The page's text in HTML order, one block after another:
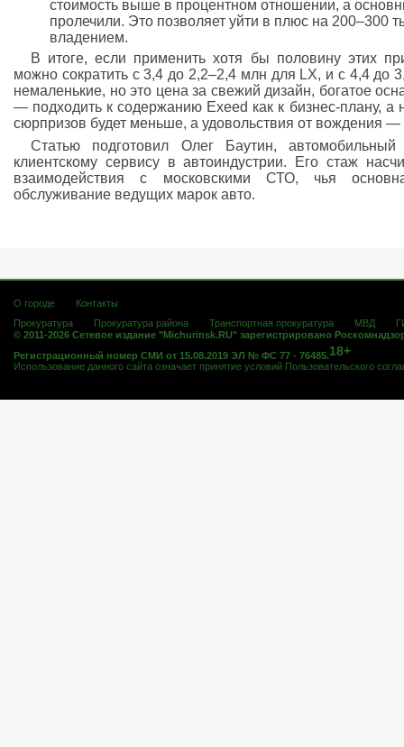
стоимость выше в процентном отношении, а
пролечили. Это позволяет уйти в плюс на 200–300
владением.
В итоге, если применить хотя бы половину этих
можно сократить с 3,4 до 2,2–2,4 млн для LX, и с 4,4
немаленькие, но это цена за свежий дизайн, богатое
— подходить к содержанию Exeed как к бизнес-плану, а
сюрпризов будет меньше, а удовольствия от вождения
Статью подготовил Олег Баутин,
клиентскому сервису в автоиндустрии. Его стаж
взаимодействия с московскими СТО, чья
обслуживание ведущих марок авто.
О городе
Контакты
Прокуратура
Прокуратура района Транспортная прокуратура МВД
© 2011-2026 Сетевое издание "Michurinsk.RU" зарегистрировано
Регистрационный номер СМИ от 15.08.2019 ЭЛ № ФС 77 - 76485.18+
Использование данного сайта означает принятие условий Пользовательского